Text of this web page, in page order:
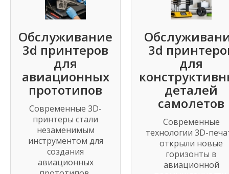
Обслуживание
3d принтеров
для
авиационных
прототипов
Современные 3D-
принтеры стали
незаменимым
инструментом для
создания
авиационных
3d
для
деталей
самолетов
Современные
технологии 3D-
открыли новые
горизонты в
авиационной